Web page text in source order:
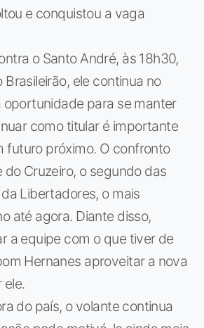
e conquistou a vaga
o Santo André, às 18h30,
Brasileirão, ele continua no
para se manter
como titular é importante
futuro próximo. O confronto
do Cruzeiro, o segundo das
Libertadores, o mais
até agora. Diante disso,
a equipe com o que tiver de
Hernanes aproveitar a nova
ele.
do país, o volante continua